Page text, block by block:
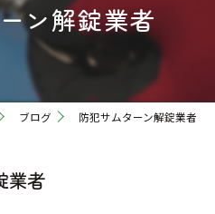
ン解錠業者
ブログ 防犯サムターン解錠業者
業者